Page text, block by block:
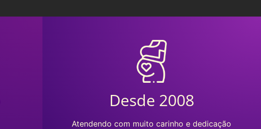
Desde 2008
Atendendo com muito carinho e dedicação